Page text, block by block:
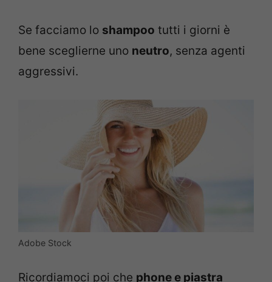
Se facciamo lo shampoo tutti i giorni è
bene sceglierne uno neutro, senza agenti
aggressivi.
Adobe Stock
Ricordiamoci poi che phone e piastra